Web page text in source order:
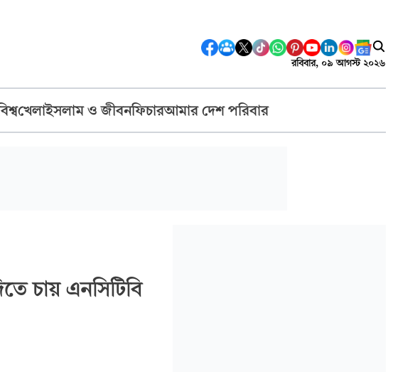
রবিবার, ০৯ আগস্ট ২০২৬
খেলাইসলাম ও জীবনফিচারআমার দেশ পরিবার
চায় এনসিটিবি